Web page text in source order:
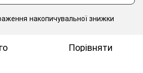
накопичувальної знижки
Порівняти